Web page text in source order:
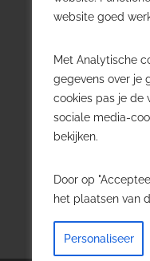
website goed
Met Analytische
gegevens over je
cookies pas je de
sociale media-
bekijken.
Door op
het plaatsen van
Personaliseer
trends en
transport,
en
willen